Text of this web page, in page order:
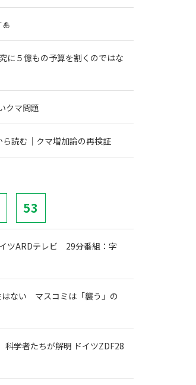
に５億もの予算を割くのではな
クマ問題
ら読む｜クマ増加論の再検証
53
ツARDテレビ 29分番組：字
ない マスコミは「襲う」の
科学者たちが解明 ドイツZDF28